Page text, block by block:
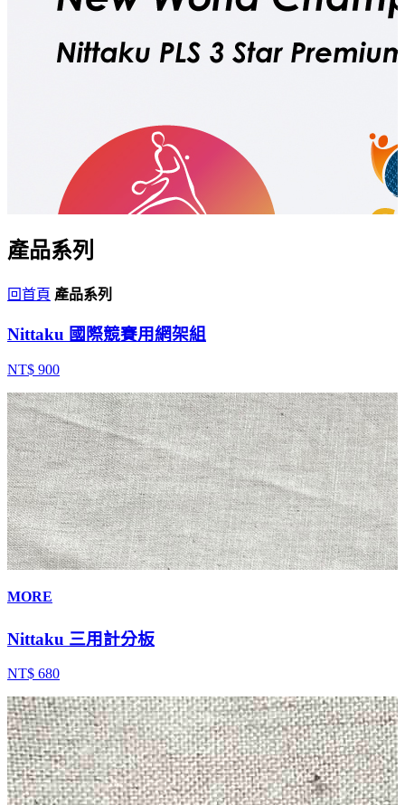
產品系列
回首頁 產品系列
Nittaku 國際競賽用網架組
NT$ 900
MORE
Nittaku 三用計分板
NT$ 680